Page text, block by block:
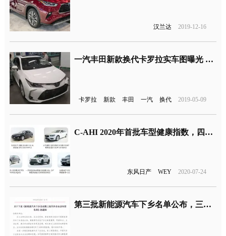
汉兰达 2019-12-16
一汽丰田新款换代卡罗拉实车图曝光 将于今年8月上市
卡罗拉 新款 丰田 一汽 换代 2019-05-09
C-AHI 2020年首批车型健康指数，四款主流合资车型上榜
东风日产 WEY 2020-07-24
第三批新能源汽车下乡名单公布，三批累计61款车型